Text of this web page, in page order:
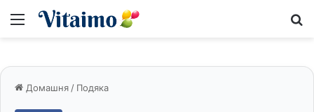
Меню
Домашня / Подяка